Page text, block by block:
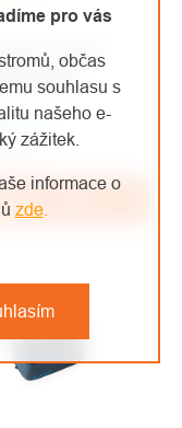
pro vás
občas
souhlasu s
našeho e-
zážitek.
informace o
zde.
pytlík
Basic
/ ks
Do košíku